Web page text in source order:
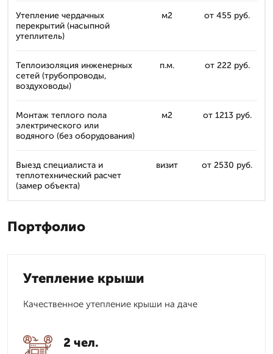
Утепление чердачных
перекрытий (насыпной
утеплитель)
м2 от 455 руб.
Теплоизоляция инженерных
сетей (трубопроводы,
воздуховоды)
п.м. от 222 руб.
Монтаж теплого пола
электрического или
водяного (без оборудования)
м2 от 1213 руб.
Выезд специалиста и
теплотехнический расчет
(замер объекта)
визит от 2530 руб.
Портфолио
Утепление крыши
Качественное утепление крыши на даче
2 чел.